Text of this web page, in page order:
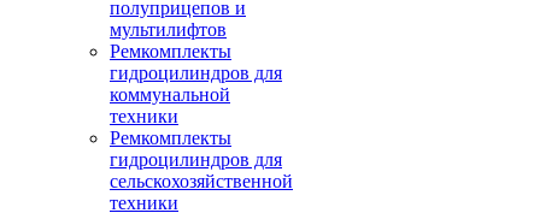
полуприцепов и
мультилифтов
Ремкомплекты
гидроцилиндров для
коммунальной
техники
Ремкомплекты
гидроцилиндров для
сельскохозяйственной
техники